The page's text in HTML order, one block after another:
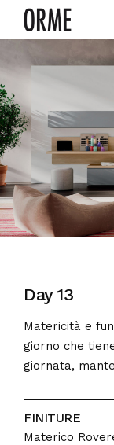
Day 13
Matericità e
giorno che
giornata,
FINITURE
Materico